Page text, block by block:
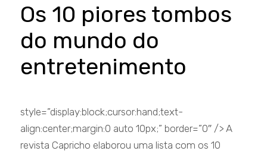
Os 10 piores tombos
do mundo do
entretenimento
style=”display:block;cursor:hand;text-
align:center;margin:0 auto 10px;” border=”0″ /> A
revista Capricho elaborou uma lista com os 10